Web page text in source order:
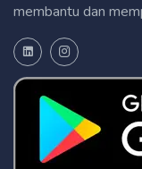
membantu dan